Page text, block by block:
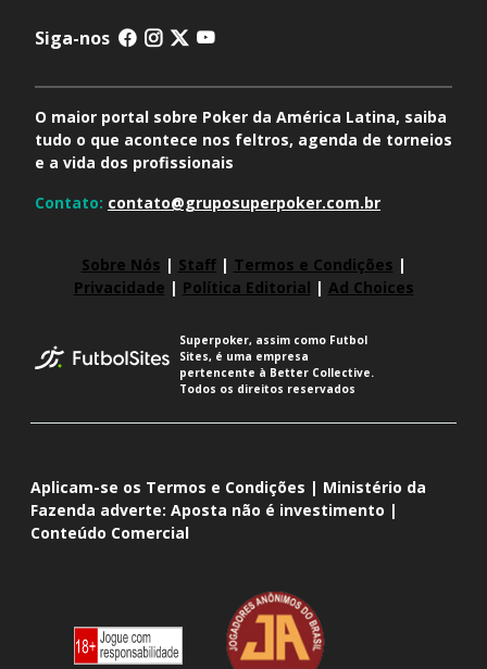
Siga-nos
O maior portal sobre Poker da América Latina, saiba
tudo o que acontece nos feltros, agenda de torneios
e a vida dos profissionais
Contato: contato@gruposuperpoker.com.br
Sobre Nós | Staff| Termos e Condições |
Privacidade | Política Editorial | Ad Choices
Superpoker, assim como Futbol
Sites, é uma empresa
pertencente à Better Collective.
Todos os direitos reservados
Aplicam-se os Termos e Condições | Ministério da
Fazenda adverte: Aposta não é investimento |
Conteúdo Comercial